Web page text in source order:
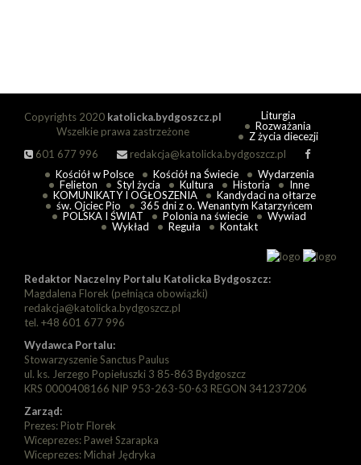
Copyrights 2020 katolicka.bydgoszcz.pl
Wszelkie prawa zastrzeżone
601 677 996
redakcja@katolicka.bydgoszcz.pl
Liturgia
Rozważania
Z życia diecezji
Kościół w Polsce Kościół na Świecie
Wydarzenia
Felieton
Styl życia Kultura Historia
Inne
KOMUNIKATY I OGŁOSZENIA
Kandydaci na ołtarze
św. Ojciec Pio
365 dni z o. Wenantym Katarzyńcem
POLSKA I ŚWIAT
Polonia na świecie
Wywiad
Wykład
Reguła Kontakt
Redaktor Naczelny Portalu Katolicka Bydgoszcz:
Magdalena Florek (pełniąca obowiązki)
redakcja@katolicka.bydgoszcz.pl
tel. +48 601 677 996
Wydawca Portalu:
Stowarzyszenie Sanctus Paulus
ul. ks. Jerzego Popiełuszki 3 85-863 Bydgoszcz
KRS 0000408166 NIP 953-263-50-63 REGON 341237206
Zarząd:
Prezes: Piotr Florek
Wiceprezes: Paweł Szarapka
Wiceprezes: Michał Jędryka